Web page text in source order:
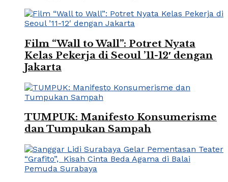
Film “Wall to Wall”: Potret Nyata
Kelas Pekerja di Seoul ’11-12′ dengan
Jakarta
TUMPUK: Manifesto Konsumerisme
dan Tumpukan Sampah